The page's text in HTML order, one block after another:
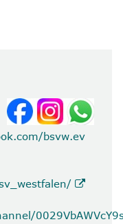
bsvw.ev